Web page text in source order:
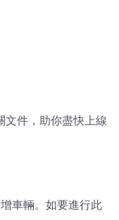
文件，助你盡快上線
車輛。如要進行此